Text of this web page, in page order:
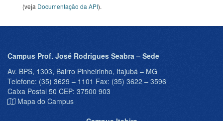
(veja Documentação da API).
Campus Prof. José Rodrigues Seabra – Sede
Av. BPS, 1303, Bairro Pinheirinho, Itajubá – MG
Telefone: (35) 3629 – 1101 Fax: (35) 3622 – 3596
Caixa Postal 50 CEP: 37500 903
Mapa do Campus